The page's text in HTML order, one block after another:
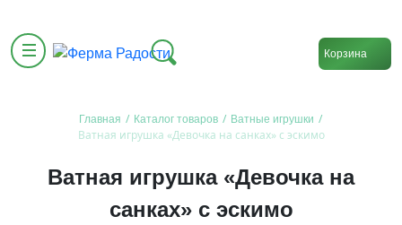
Корзина
Главная / Каталог товаров / Ватные игрушки /
Ватная игрушка «Девочка на санках» с эскимо
Ватная игрушка «Девочка на
санках» с эскимо